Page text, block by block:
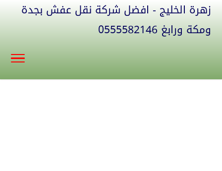
زهرة الخليج - افضل شركة نقل عفش بجدة
ومكة ورابغ 0555582146